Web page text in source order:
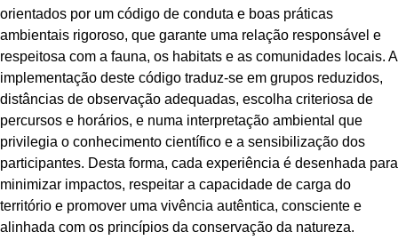
orientados por um código de conduta e boas práticas
ambientais rigoroso, que garante uma relação responsável e
respeitosa com a fauna, os habitats e as comunidades locais. A
implementação deste código traduz-se em grupos reduzidos,
distâncias de observação adequadas, escolha criteriosa de
percursos e horários, e numa interpretação ambiental que
privilegia o conhecimento científico e a sensibilização dos
participantes. Desta forma, cada experiência é desenhada para
minimizar impactos, respeitar a capacidade de carga do
território e promover uma vivência autêntica, consciente e
alinhada com os princípios da conservação da natureza.